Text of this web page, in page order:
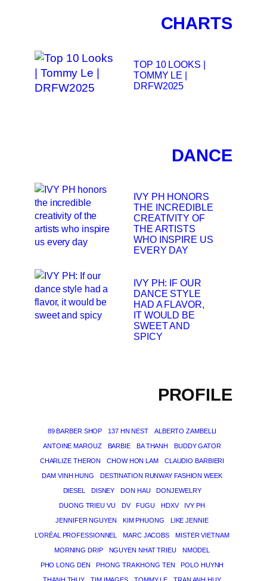
CHARTS
TOP 10 LOOKS |
TOMMY LE |
DRFW2025
DANCE
IVY PH HONORS
THE INCREDIBLE
CREATIVITY OF
THE ARTISTS
WHO INSPIRE US
EVERY DAY
IVY PH: IF OUR
DANCE STYLE
HAD A FLAVOR,
IT WOULD BE
SWEET AND
SPICY
PROFILE
89 BARBER SHOP 137 HN NEST ALBERTO ZAMBELLI
ANTOINE MAROUZ BARBIE BA THANH BUDDY GATOR
CHARLIZE THERON CHOW HON LAM CLAUDIO BARBIERI
DAM VINH HUNG DESTINATION RUNWAY FASHION WEEK
DIESEL DISNEY DON HAU DONJEWELRY
DUONG TRIEU VU DV FUGU HDXV IVY PH
JENNIFER NGUYEN KIM PHUONG LIKE JENNIE
L’ORÉAL PROFESSIONNEL MARC JACOBS MISTER VIETNAM
MORNING DRIP NGUYEN NHAT TRIEU NMODEL
PHO LONG DEN PHONG TRA KHONG TEN POLO HUYNH